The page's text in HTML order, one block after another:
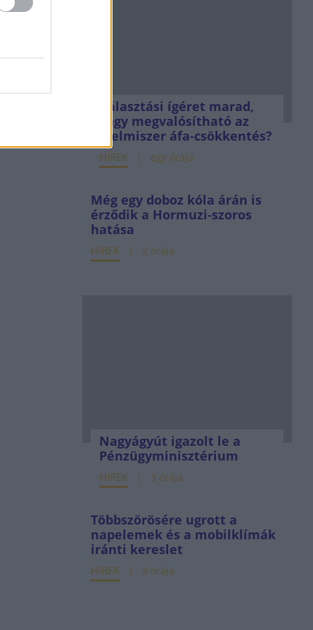
Választási ígéret marad,
vagy megvalósítható az
élelmiszer áfa-csökkentés?
HÍREK egy órája
Még egy doboz kóla árán is
érződik a Hormuzi-szoros
hatása
HÍREK 2 órája
Nagyágyút igazolt le a
Pénzügyminisztérium
HÍREK 3 órája
Többszörösére ugrott a
napelemek és a mobilklímák
iránti kereslet
HÍREK 3 órája